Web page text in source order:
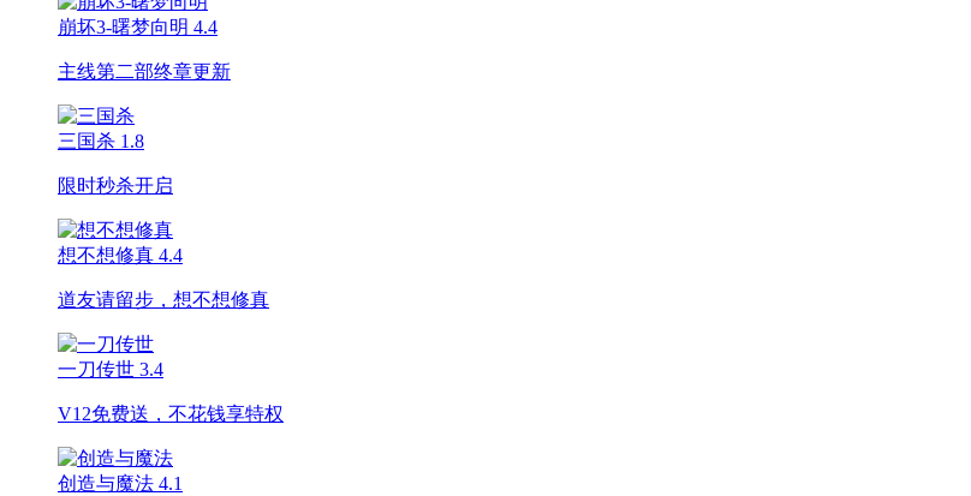
崩坏3-曙梦向明 4.4
主线第二部终章更新
三国杀 1.8
限时秒杀开启
想不想修真 4.4
道友请留步，想不想修真
一刀传世 3.4
V12免费送，不花钱享特权
创造与魔法 4.1